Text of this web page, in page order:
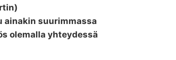
ainakin suurimmassa
olemalla yhteydessä